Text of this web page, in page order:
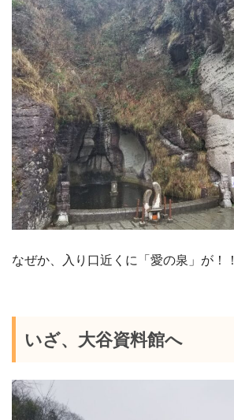
なぜか、入り口近くに「愛の泉」が！！
いざ、大谷資料館へ